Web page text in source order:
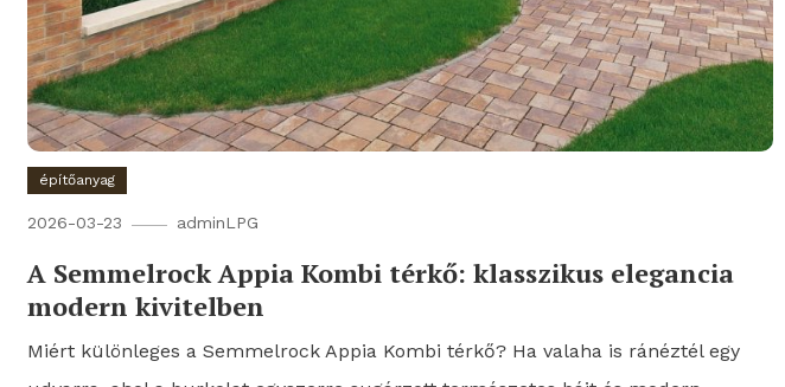
építőanyag
2026-03-23 adminLPG
A Semmelrock Appia Kombi térkő: klasszikus elegancia
modern kivitelben
Miért különleges a Semmelrock Appia Kombi térkő? Ha valaha is ránéztél egy